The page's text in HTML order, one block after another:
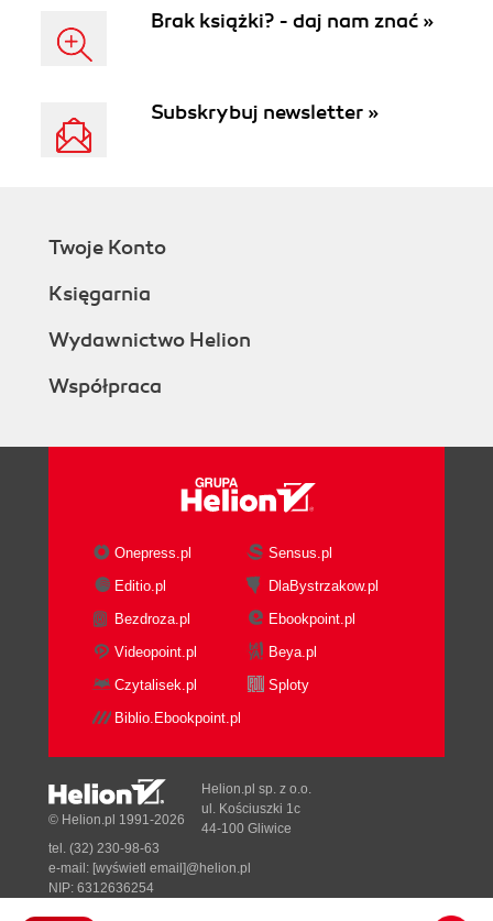
Brak książki? - daj nam znać »
Subskrybuj newsletter »
Twoje Konto
Księgarnia
Wydawnictwo Helion
Współpraca
Onepress.pl
Sensus.pl
Editio.pl
DlaBystrzakow.pl
Bezdroza.pl
Ebookpoint.pl
Videopoint.pl
Beya.pl
Czytalisek.pl
Sploty
Biblio.Ebookpoint.pl
© Helion.pl 1991-2026
Helion.pl sp. z o.o.
ul. Kościuszki 1c
44-100 Gliwice
tel. (32) 230-98-63
e-mail: [wyświetl email]@helion.pl
NIP: 6312636254